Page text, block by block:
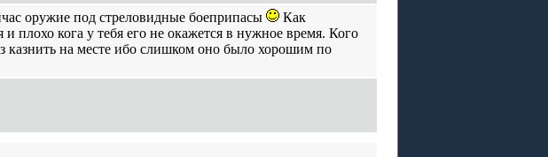
оружие под стреловидные боеприпасы
Как
плохо кога у тебя его не окажется в нужное время. Кого
казнить на месте ибо слишком оно было хорошим по